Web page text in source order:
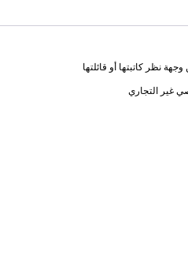
نظر كاتبتها أو قائلتها
غير التجاري